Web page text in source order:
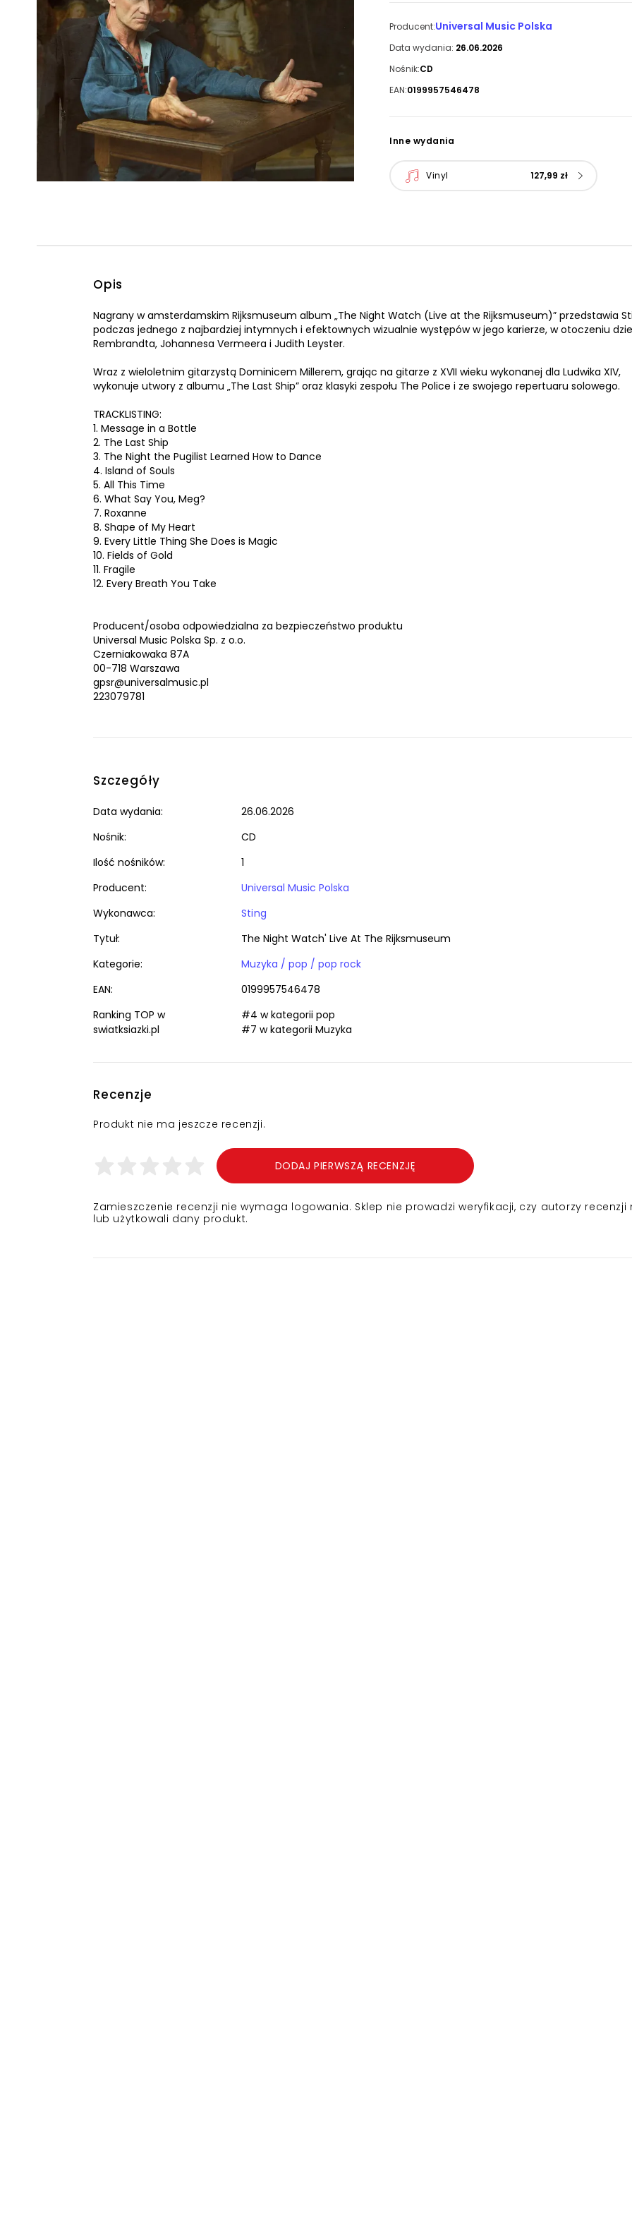
Producent:Universal Music Polska
Data wydania: 26.06.2026
Nośnik:CD
EAN:0199957546478
Inne wydania
Vinyl 127,99 zł
Opis
Nagrany w amsterdamskim Rijksmuseum album „The Night Watch (Live at the Rijksmuseum)” przedstawia
podczas jednego z najbardziej intymnych i efektownych wizualnie występów w jego karierze, w otoczeniu
Rembrandta, Johannesa Vermeera i Judith Leyster.
Wraz z wieloletnim gitarzystą Dominicem Millerem, grając na gitarze z XVII wieku wykonanej dla Ludwika XIV,
wykonuje utwory z albumu „The Last Ship” oraz klasyki zespołu The Police i ze swojego repertuaru solowego.
TRACKLISTING:
1. Message in a Bottle
2. The Last Ship
3. The Night the Pugilist Learned How to Dance
4. Island of Souls
5. All This Time
6. What Say You, Meg?
7. Roxanne
8. Shape of My Heart
9. Every Little Thing She Does is Magic
10. Fields of Gold
11. Fragile
12. Every Breath You Take
Producent/osoba odpowiedzialna za bezpieczeństwo produktu
Universal Music Polska Sp. z o.o.
Czerniakowaka 87A
00-718 Warszawa
gpsr@universalmusic.pl
223079781
Szczegóły
Data wydania:
26.06.2026
Nośnik:
CD
Ilość nośników:
1
Producent:
Universal Music Polska
Wykonawca:
Sting
Tytuł:
The Night Watch' Live At The Rijksmuseum
Kategorie:
Muzyka / pop / pop rock
EAN:
0199957546478
Ranking TOP w
swiatksiazki.pl
#4 w kategorii pop
#7 w kategorii Muzyka
Recenzje
Produkt nie ma jeszcze recenzji.
DODAJ PIERWSZĄ RECENZJĘ
Zamieszczenie recenzji nie wymaga logowania. Sklep nie prowadzi weryfikacji, czy autorzy recenzji
lub użytkowali dany produkt.
Powiększony kursor
Pomoc w czytaniu
Podkreślenie linków